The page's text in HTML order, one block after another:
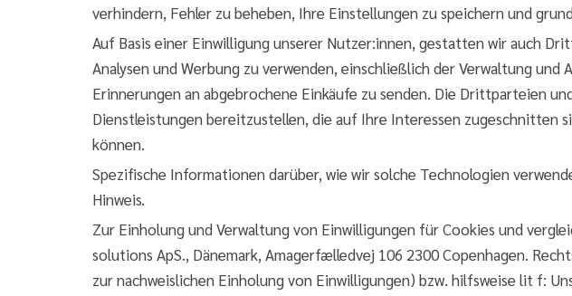
verhindern, Fehler zu beheben, Ihre Einstellungen zu speichern und
Auf Basis einer Einwilligung unserer Nutzer:innen, gestatten wir auch
Analysen und Werbung zu verwenden, einschließlich der Verwaltung
Erinnerungen an abgebrochene Einkäufe zu senden. Die Drittparteien
Dienstleistungen bereitzustellen, die auf Ihre Interessen zugeschnitten
können.
Spezifische Informationen darüber, wie wir solche Technologien
Hinweis.
Zur Einholung und Verwaltung von Einwilligungen für Cookies und
solutions ApS., Dänemark, Amagerfælledvej 106 2300 Copenhagen.
zur nachweislichen Einholung von Einwilligungen) bzw. hilfsweise lit f: